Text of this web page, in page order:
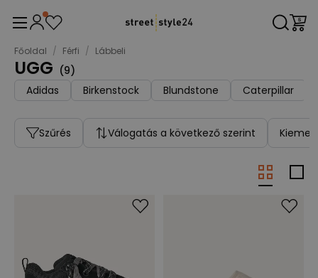
Főoldal / Férfi / Lábbeli
UGG (9)
Adidas
Birkenstock Blundstone Caterpillar
Szűrés Válogatás a következő szerint